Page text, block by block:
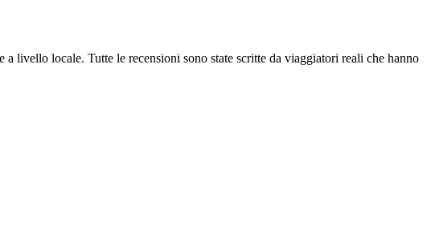
livello locale. Tutte le recensioni sono state scritte da viaggiatori reali che hanno